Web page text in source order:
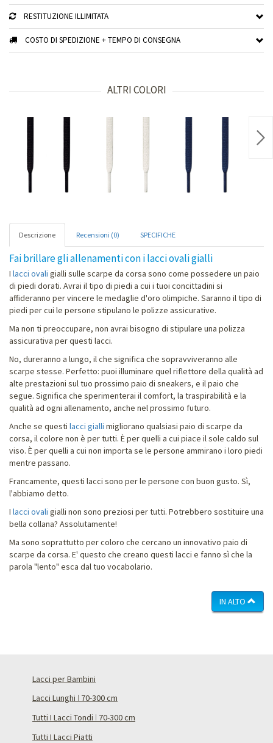
RESTITUZIONE ILLIMITATA
COSTO DI SPEDIZIONE + TEMPO DI CONSEGNA
ALTRI COLORI
Descrizione Recensioni (0) SPECIFICHE
Fai brillare gli allenamenti con i lacci ovali gialli
I lacci ovali gialli sulle scarpe da corsa sono come possedere un paio
di piedi dorati. Avrai il tipo di piedi a cui i tuoi concittadini si
affideranno per vincere le medaglie d'oro olimpiche. Saranno il tipo di
piedi per cui le persone stipulano le polizze assicurative.
Ma non ti preoccupare, non avrai bisogno di stipulare una polizza
assicurativa per questi lacci.
No, dureranno a lungo, il che significa che sopravviveranno alle
scarpe stesse. Perfetto: puoi illuminare quel riflettore della qualità ad
alte prestazioni sul tuo prossimo paio di sneakers, e il paio che
segue. Significa che sperimenterai il comfort, la traspirabilità e la
qualità ad ogni allenamento, anche nel prossimo futuro.
Anche se questi lacci gialli migliorano qualsiasi paio di scarpe da
corsa, il colore non è per tutti. È per quelli a cui piace il sole caldo sul
viso. È per quelli a cui non importa se le persone ammirano i loro piedi
mentre passano.
Francamente, questi lacci sono per le persone con buon gusto. Sì,
l'abbiamo detto.
I lacci ovali gialli non sono preziosi per tutti. Potrebbero sostituire una
bella collana? Assolutamente!
Ma sono soprattutto per coloro che cercano un innovativo paio di
scarpe da corsa. E' questo che creano questi lacci e fanno sì che la
parola "lento" esca dal tuo vocabolario.
IN ALTO
Lacci per Bambini
Lacci Lunghi ǀ 70-300 cm
Tutti I Lacci Tondi ǀ 70-300 cm
Tutti I Lacci Piatti